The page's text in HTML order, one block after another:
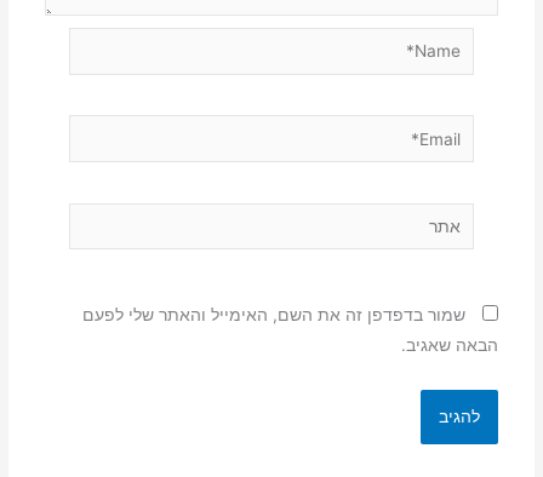
Email*
שמור בדפדפן זה את השם, האימייל והאתר שלי לפעם
הבאה שאגיב.